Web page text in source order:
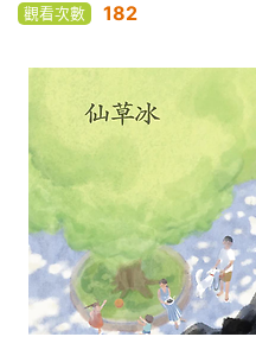
觀看次數 182